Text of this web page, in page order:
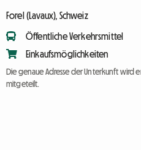
Forel (Lavaux), Schweiz
Öffentliche Verkehrsmittel
Einkaufsmöglichkeiten
Die genaue Adresse der Unterkunft wird
mitgeteilt.